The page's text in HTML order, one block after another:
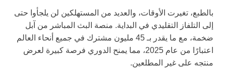
بالطبع، تغيرت الأوقات، والعديد من المستهلكين لن يلجأوا حتى
إلى التلفاز التقليدي في البداية. منصة البث المباشر من آبل
ضخمة، مع ما يقدر بـ 45 مليون مشترك في جميع أنحاء العالم
اعتبارًا من عام 2025، مما يمنح الدوري فرصة كبيرة لعرض
منتجه على غير المطلعين.